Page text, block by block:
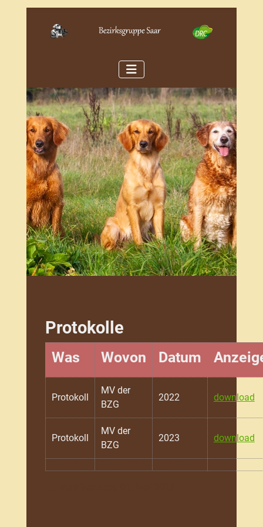
Protokolle
Was Wovon Datum
Protokoll
MV der
BZG
2022 download
Protokoll
MV der
BZG
2023 download